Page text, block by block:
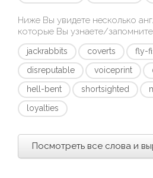
Ниже Вы увидете несколько
которые Вы узнаете/
jackrabbits coverts
fly-
disreputable
voiceprint
hell-bent
shortsighted
loyalties
Посмотреть все слова и